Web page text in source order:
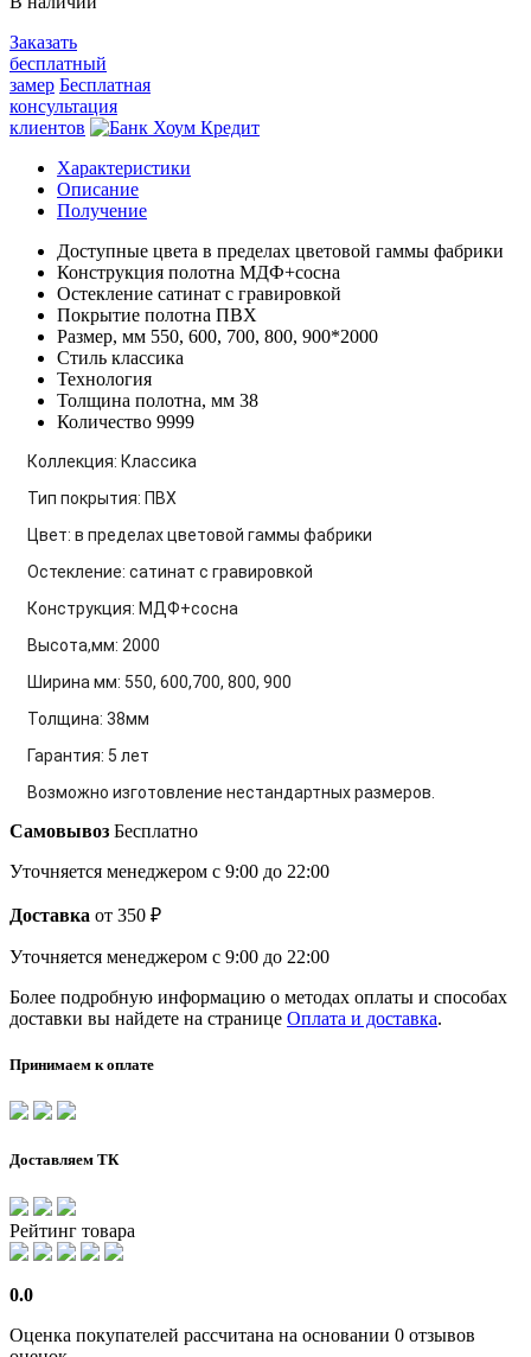
Заказать
бесплатный
замер Бесплатная
консультация
клиентов
Характеристики
Описание
Получение
Доступные цвета в пределах цветовой гаммы фабрики
Конструкция полотна МДФ+сосна
Остекление сатинат с гравировкой
Покрытие полотна ПВХ
Размер, мм 550, 600, 700, 800, 900*2000
Стиль классика
Технология
Толщина полотна, мм 38
Количество 9999
Коллекция: Классика
Тип покрытия: ПВХ
Цвет: в пределах цветовой гаммы фабрики
Остекление: сатинат с гравировкой
Конструкция: МДФ+сосна
Высота,мм: 2000
Ширина мм: 550, 600,700, 800, 900
Толщина: 38мм
Гарантия: 5 лет
Возможно изготовление нестандартных размеров.
Самовывоз Бесплатно
Уточняется менеджером с 9:00 до 22:00
Доставка от 350 ₽
Уточняется менеджером с 9:00 до 22:00
Более подробную информацию о методах оплаты и способах
доставки вы найдете на странице Оплата и доставка.
Принимаем к оплате
Доставляем ТК
Рейтинг товара
0.0
Оценка покупателей рассчитана на основании 0 отзывов